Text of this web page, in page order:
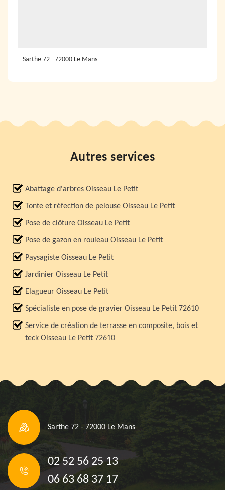
Sarthe 72 - 72000 Le Mans
Autres services
Abattage d'arbres Oisseau Le Petit
Tonte et réfection de pelouse Oisseau Le Petit
Pose de clôture Oisseau Le Petit
Pose de gazon en rouleau Oisseau Le Petit
Paysagiste Oisseau Le Petit
Jardinier Oisseau Le Petit
Elagueur Oisseau Le Petit
Spécialiste en pose de gravier Oisseau Le Petit 72610
Service de création de terrasse en composite, bois et
teck Oisseau Le Petit 72610
Sarthe 72 - 72000 Le Mans
02 52 56 25 13
06 63 68 37 17